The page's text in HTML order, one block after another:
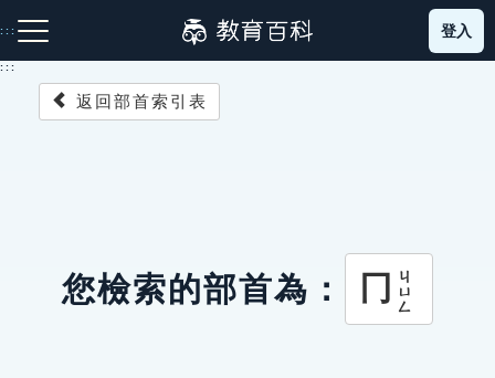
到
主
::: 登入
:::
返回部首索引表
您檢索的部首為： 冂 ㄐㄩㄥ